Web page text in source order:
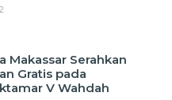
Makassar Serahkan
Gratis pada
V Wahdah